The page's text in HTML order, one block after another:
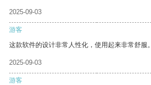
2025-09-03
游客
这款软件的设计非常人性化，使用起来非常舒服。
2025-09-03
游客